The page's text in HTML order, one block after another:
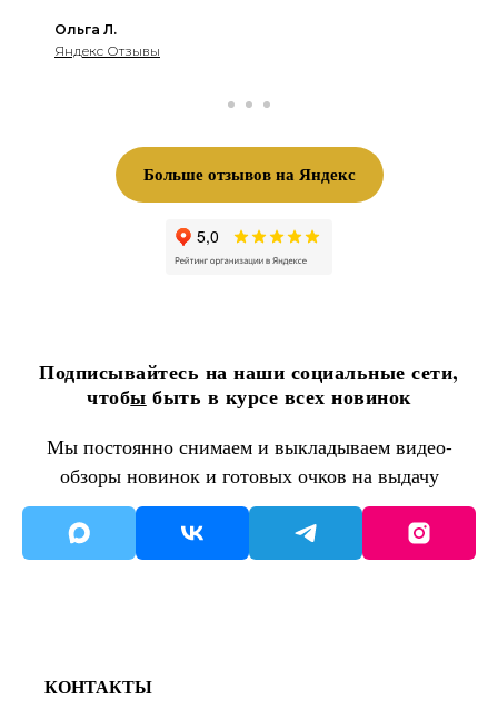
Ольга Л.
Яндекс Отзывы
Больше отзывов на Яндекс
Подписывайтесь на наши социальные сети,
чтобы быть в курсе всех новинок
Мы постоянно снимаем и выкладываем видео-
обзоры новинок и готовых очков на выдачу
КОНТАКТЫ